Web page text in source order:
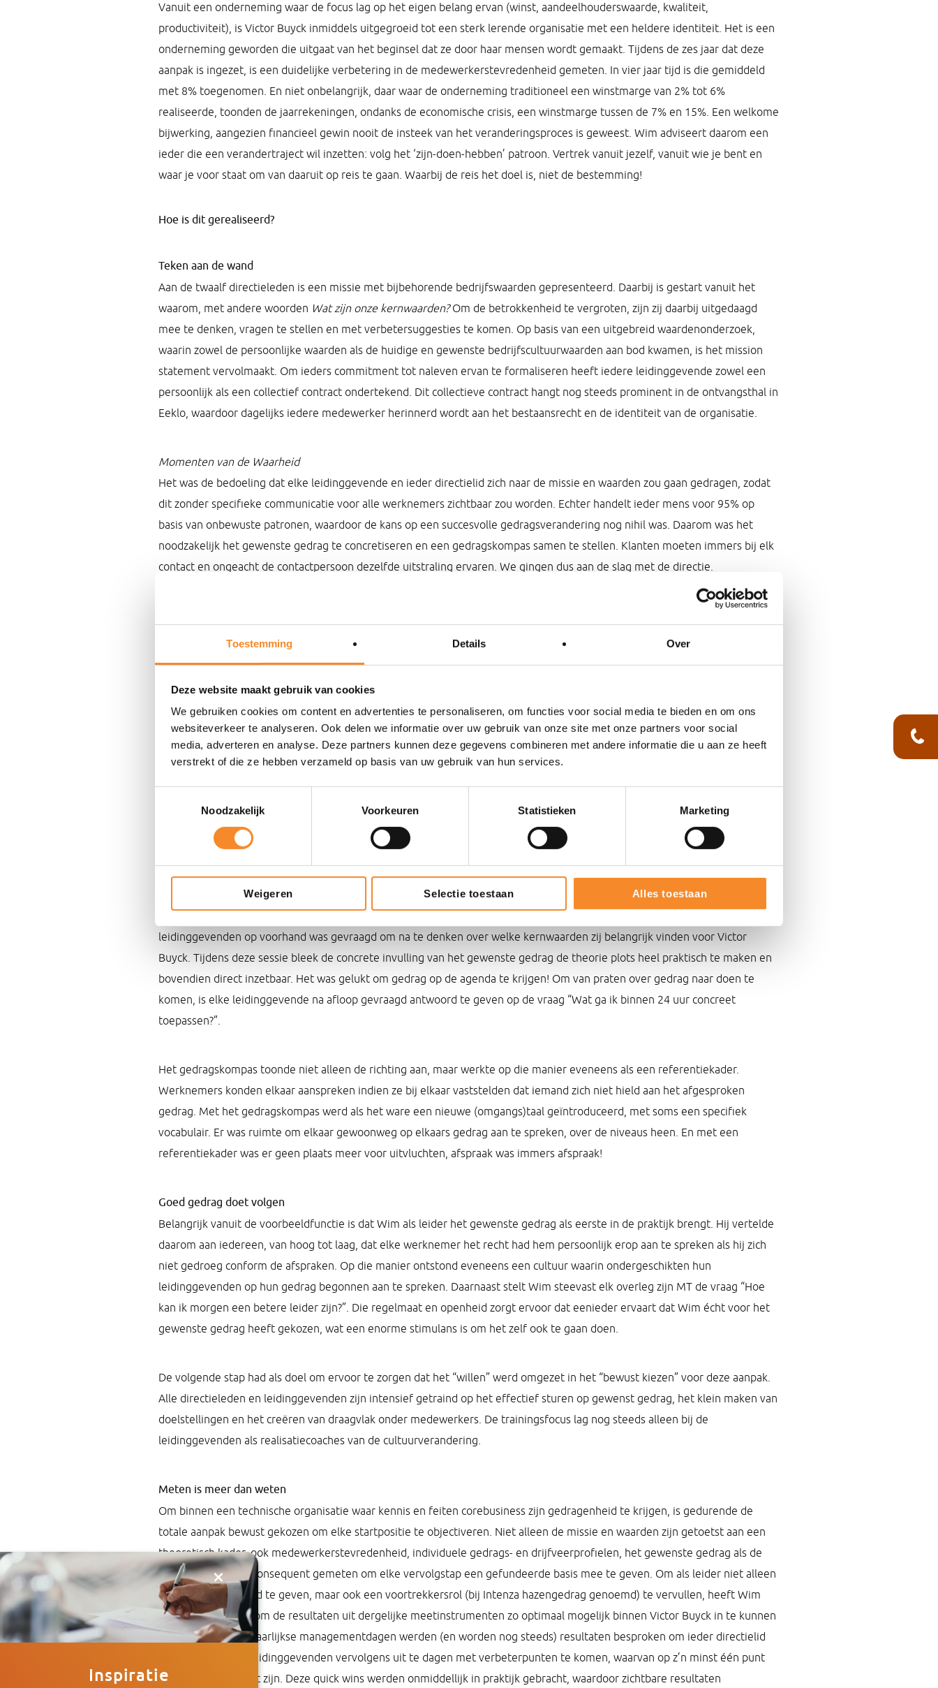
Toestemming Details Over
Deze website maakt gebruik van cookies
We gebruiken cookies om content en advertenties te personaliseren, om functies voor social media te bieden en om ons
websiteverkeer te analyseren. Ook delen we informatie over uw gebruik van onze site met onze partners voor social
media, adverteren en analyse. Deze partners kunnen deze gegevens combineren met andere informatie die u aan ze heeft
verstrekt of die ze hebben verzameld op basis van uw gebruik van hun services.
Noodzakelijk
Voorkeuren Statistieken Marketing
Weigeren Selectie toestaan Alles toestaan
Vanuit een onderneming waar de focus lag op het eigen belang ervan (winst, aandeelhouderswaarde, kwaliteit,
productiviteit), is Victor Buyck inmiddels uitgegroeid tot een sterk lerende organisatie met een heldere identiteit. Het is een
onderneming geworden die uitgaat van het beginsel dat ze door haar mensen wordt gemaakt. Tijdens de zes jaar dat deze
aanpak is ingezet, is een duidelijke verbetering in de medewerkerstevredenheid gemeten. In vier jaar tijd is die gemiddeld
met 8% toegenomen. En niet onbelangrijk, daar waar de onderneming traditioneel een winstmarge van 2% tot 6%
realiseerde, toonden de jaarrekeningen, ondanks de economische crisis, een winstmarge tussen de 7% en 15%. Een welkome
bijwerking, aangezien financieel gewin nooit de insteek van het veranderingsproces is geweest. Wim adviseert daarom een
ieder die een verandertraject wil inzetten: volg het ‘zijn-doen-hebben’ patroon. Vertrek vanuit jezelf, vanuit wie je bent en
waar je voor staat om van daaruit op reis te gaan. Waarbij de reis het doel is, niet de bestemming!
Hoe is dit gerealiseerd?
Teken aan de wand
Aan de twaalf directieleden is een missie met bijbehorende bedrijfswaarden gepresenteerd. Daarbij is gestart vanuit het
waarom, met andere woorden Wat zijn onze kernwaarden?Om de betrokkenheid te vergroten, zijn zij daarbij uitgedaagd
mee te denken, vragen te stellen en met verbetersuggesties te komen. Op basis van een uitgebreid waardenonderzoek,
waarin zowel de persoonlijke waarden als de huidige en gewenste bedrijfscultuurwaarden aan bod kwamen, is het mission
statement vervolmaakt. Om ieders commitment tot naleven ervan te formaliseren heeft iedere leidinggevende zowel een
persoonlijk als een collectief contract ondertekend. Dit collectieve contract hangt nog steeds prominent in de ontvangsthal in
Eeklo, waardoor dagelijks iedere medewerker herinnerd wordt aan het bestaansrecht en de identiteit van de organisatie.
Momenten van de Waarheid
Het was de bedoeling dat elke leidinggevende en ieder directielid zich naar de missie en waarden zou gaan gedragen, zodat
dit zonder specifieke communicatie voor alle werknemers zichtbaar zou worden. Echter handelt ieder mens voor 95% op
basis van onbewuste patronen, waardoor de kans op een succesvolle gedragsverandering nog nihil was. Daarom was het
noodzakelijk het gewenste gedrag te concretiseren en een gedragskompas samen te stellen. Klanten moeten immers bij elk
contact en ongeacht de contactpersoon dezelfde uitstraling ervaren. We gingen dus aan de slag met de directie.
gedrag zou afstralen op de andere medewerkers. Een gedragskompas geeft iedereen richting in het dagelijks handelen en
zogenoemde Momenten van de Waarheid zijn geïnventariseerd. Dit zijn de momenten (vergaderingen, telefoongesprekken,
informele contacten, e-mailverkeer, rondleidingen, sollicitatiegesprekken, enz.) waarop het gewenste gedrag door de
buitenwereld (lees: de interne of externe stakeholder) ervaren dient te worden. Dit proces leverde bij Victor Buyck niet
minder dan 60 Momenten van de Waarheid op. Uit deze 60 momenten is vervolgens een top-5 gedistilleerd om voor ieder
hoe gedragen we ons volgens ons gedragskompas op zo’n Moment van de Waarheid? Voor elke kernwaarde uit het
gedragskompas zijn voor elk Moment van de Waarheid twee of drie concrete gedragsregels geformuleerd.
Gedrag op de agenda
De concrete invulling van de top-5 Momenten van de Waarheid is vervolgens samen met de missie, waarden en het
leidinggevenden op voorhand was gevraagd om na te denken over welke kernwaarden zij belangrijk vinden voor Victor
Buyck. Tijdens deze sessie bleek de concrete invulling van het gewenste gedrag de theorie plots heel praktisch te maken en
bovendien direct inzetbaar. Het was gelukt om gedrag op de agenda te krijgen! Om van praten over gedrag naar doen te
komen, is elke leidinggevende na afloop gevraagd antwoord te geven op de vraag “Wat ga ik binnen 24 uur concreet
toepassen?”.
Het gedragskompas toonde niet alleen de richting aan, maar werkte op die manier eveneens als een referentiekader.
Werknemers konden elkaar aanspreken indien ze bij elkaar vaststelden dat iemand zich niet hield aan het afgesproken
gedrag. Met het gedragskompas werd als het ware een nieuwe (omgangs)taal geïntroduceerd, met soms een specifiek
vocabulair. Er was ruimte om elkaar gewoonweg op elkaars gedrag aan te spreken, over de niveaus heen. En met een
referentiekader was er geen plaats meer voor uitvluchten, afspraak was immers afspraak!
Goed gedrag doet volgen
Belangrijk vanuit de voorbeeldfunctie is dat Wim als leider het gewenste gedrag als eerste in de praktijk brengt. Hij vertelde
daarom aan iedereen, van hoog tot laag, dat elke werknemer het recht had hem persoonlijk erop aan te spreken als hij zich
niet gedroeg conform de afspraken. Op die manier ontstond eveneens een cultuur waarin ondergeschikten hun
leidinggevenden op hun gedrag begonnen aan te spreken. Daarnaast stelt Wim steevast elk overleg zijn MT de vraag “Hoe
kan ik morgen een betere leider zijn?”. Die regelmaat en openheid zorgt ervoor dat eenieder ervaart dat Wim écht voor het
gewenste gedrag heeft gekozen, wat een enorme stimulans is om het zelf ook te gaan doen.
De volgende stap had als doel om ervoor te zorgen dat het “willen” werd omgezet in het “bewust kiezen” voor deze aanpak.
Alle directieleden en leidinggevenden zijn intensief getraind op het effectief sturen op gewenst gedrag, het klein maken van
doelstellingen en het creëren van draagvlak onder medewerkers. De trainingsfocus lag nog steeds alleen bij de
leidinggevenden als realisatiecoaches van de cultuurverandering.
Meten is meer dan weten
Om binnen een technische organisatie waar kennis en feiten corebusiness zijn gedragenheid te krijgen, is gedurende de
totale aanpak bewust gekozen om elke startpositie te objectiveren. Niet alleen de missie en waarden zijn getoetst aan een
theoretisch kader, ook medewerkerstevredenheid, individuele gedrags- en drijfveerprofielen, het gewenste gedrag als de
cultuur an sich zijn consequent gemeten om elke vervolgstap een gefundeerde basis mee te geven. Om als leider niet alleen
het goede voorbeeld te geven, maar ook een voortrekkersrol (bij Intenza hazengedrag genoemd) te vervullen, heeft Wim
zich laten opleiden om de resultaten uit dergelijke meetinstrumenten zo optimaal mogelijk binnen Victor Buyck in te kunnen
zetten. Tijdens halfjaarlijkse managementdagen werden (en worden nog steeds) resultaten besproken om ieder directielid
met zijn team aan leidinggevenden vervolgens uit te dagen met verbeterpunten te komen, waarvan op z’n minst één punt
een quick win moest zijn. Deze quick wins werden onmiddellijk in praktijk gebracht, waardoor zichtbare resultaten
×
Inspiratie